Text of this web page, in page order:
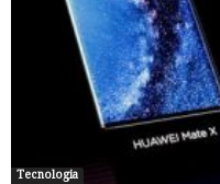
Tecnologia